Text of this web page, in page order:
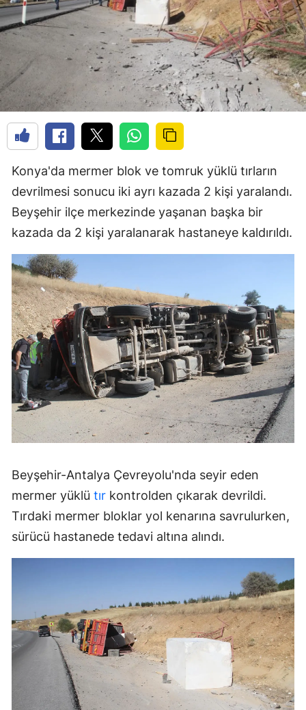
Konya'da mermer blok ve tomruk yüklü tırların
devrilmesi sonucu iki ayrı kazada 2 kişi yaralandı.
Beyşehir ilçe merkezinde yaşanan başka bir
kazada da 2 kişi yaralanarak hastaneye kaldırıldı.
Beyşehir-Antalya Çevreyolu'nda seyir eden
mermer yüklü tır kontrolden çıkarak devrildi.
Tırdaki mermer bloklar yol kenarına savrulurken,
sürücü hastanede tedavi altına alındı.